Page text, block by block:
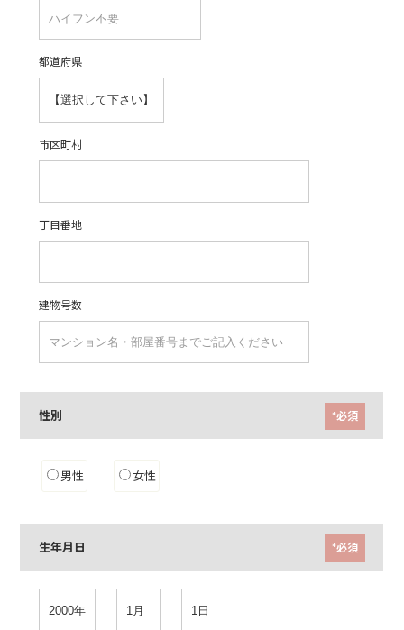
都道府県
市区町村
丁目番地
建物号数
性別 *必須
男性 女性
生年月日 *必須